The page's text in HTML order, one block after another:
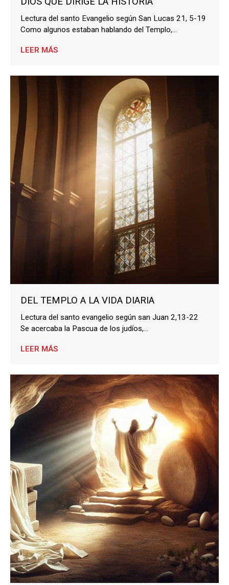
Lectura del santo Evangelio según San Lucas 21, 5-19
Como algunos estaban hablando del Templo,...
LEER MÁS
DEL TEMPLO A LA VIDA DIARIA
Lectura del santo evangelio según san Juan 2,13-22
Se acercaba la Pascua de los judíos,...
LEER MÁS